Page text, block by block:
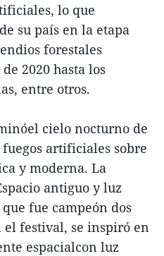
lo que
su país en la etapa
forestales
2020 hasta los
entre otros.
cielo nocturno de
artificiales sobre
y moderna. La
antiguo y luz
fue campeón dos
el festival, se inspiró en
espacialcon luz